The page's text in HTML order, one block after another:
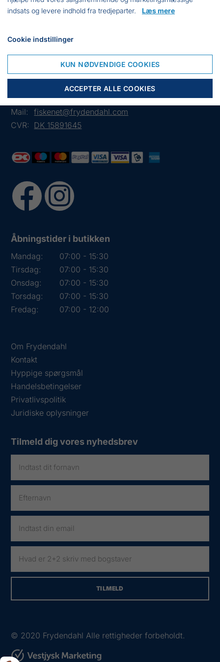
Mærke: Blue Star
Frejasvej 7 A
6950 Ringkøbing
Tlf.:
+45 97 31 13 11
Mail:
fiskenet@frydendahl.com
CVR: DK 15891645
Åbningstider i butikken
Mandag:
07:00 - 15:30
Tirsdag:
07:00 - 15:30
Onsdag:
07:00 - 15:30
Torsdag:
07:00 - 15:30
Fredag:
07:00 - 12:00
Om Frydendahl
Kontakt
Hyppige spørgsmål
Handelsbetingelser
Privatlivspolitik
Juridiske oplysninger
Tilmeld dig vores nyhedsbrev
© 2020 Frydendahl Alle rettigheder forbeholdt.
indsats og levere indhold fra tredjeparter. Læs mere
Cookie indstillinger
KUN NØDVENDIGE COOKIES
ACCEPTER ALLE COOKIES